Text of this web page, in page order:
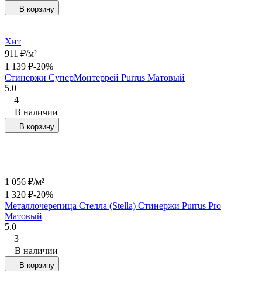
В корзину
Хит
911 ₽/м²
1 139 ₽-20%
Стинержи СуперМонтеррей Purrus Матовый
5.0
4
В наличии
В корзину
1 056 ₽/м²
1 320 ₽-20%
Металлочерепица Стелла (Stella) Стинержи Purrus Pro
Матовый
5.0
3
В наличии
В корзину